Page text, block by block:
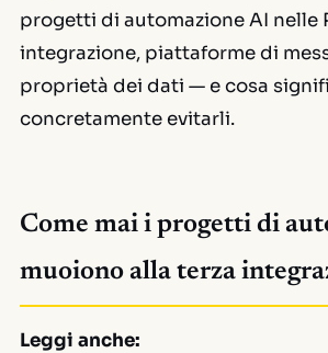
progetti di automazione AI nelle
integrazione, piattaforme di
proprietà dei dati — e cosa
concretamente evitarli.
Come mai i progetti di
muoiono alla terza
Leggi anche: